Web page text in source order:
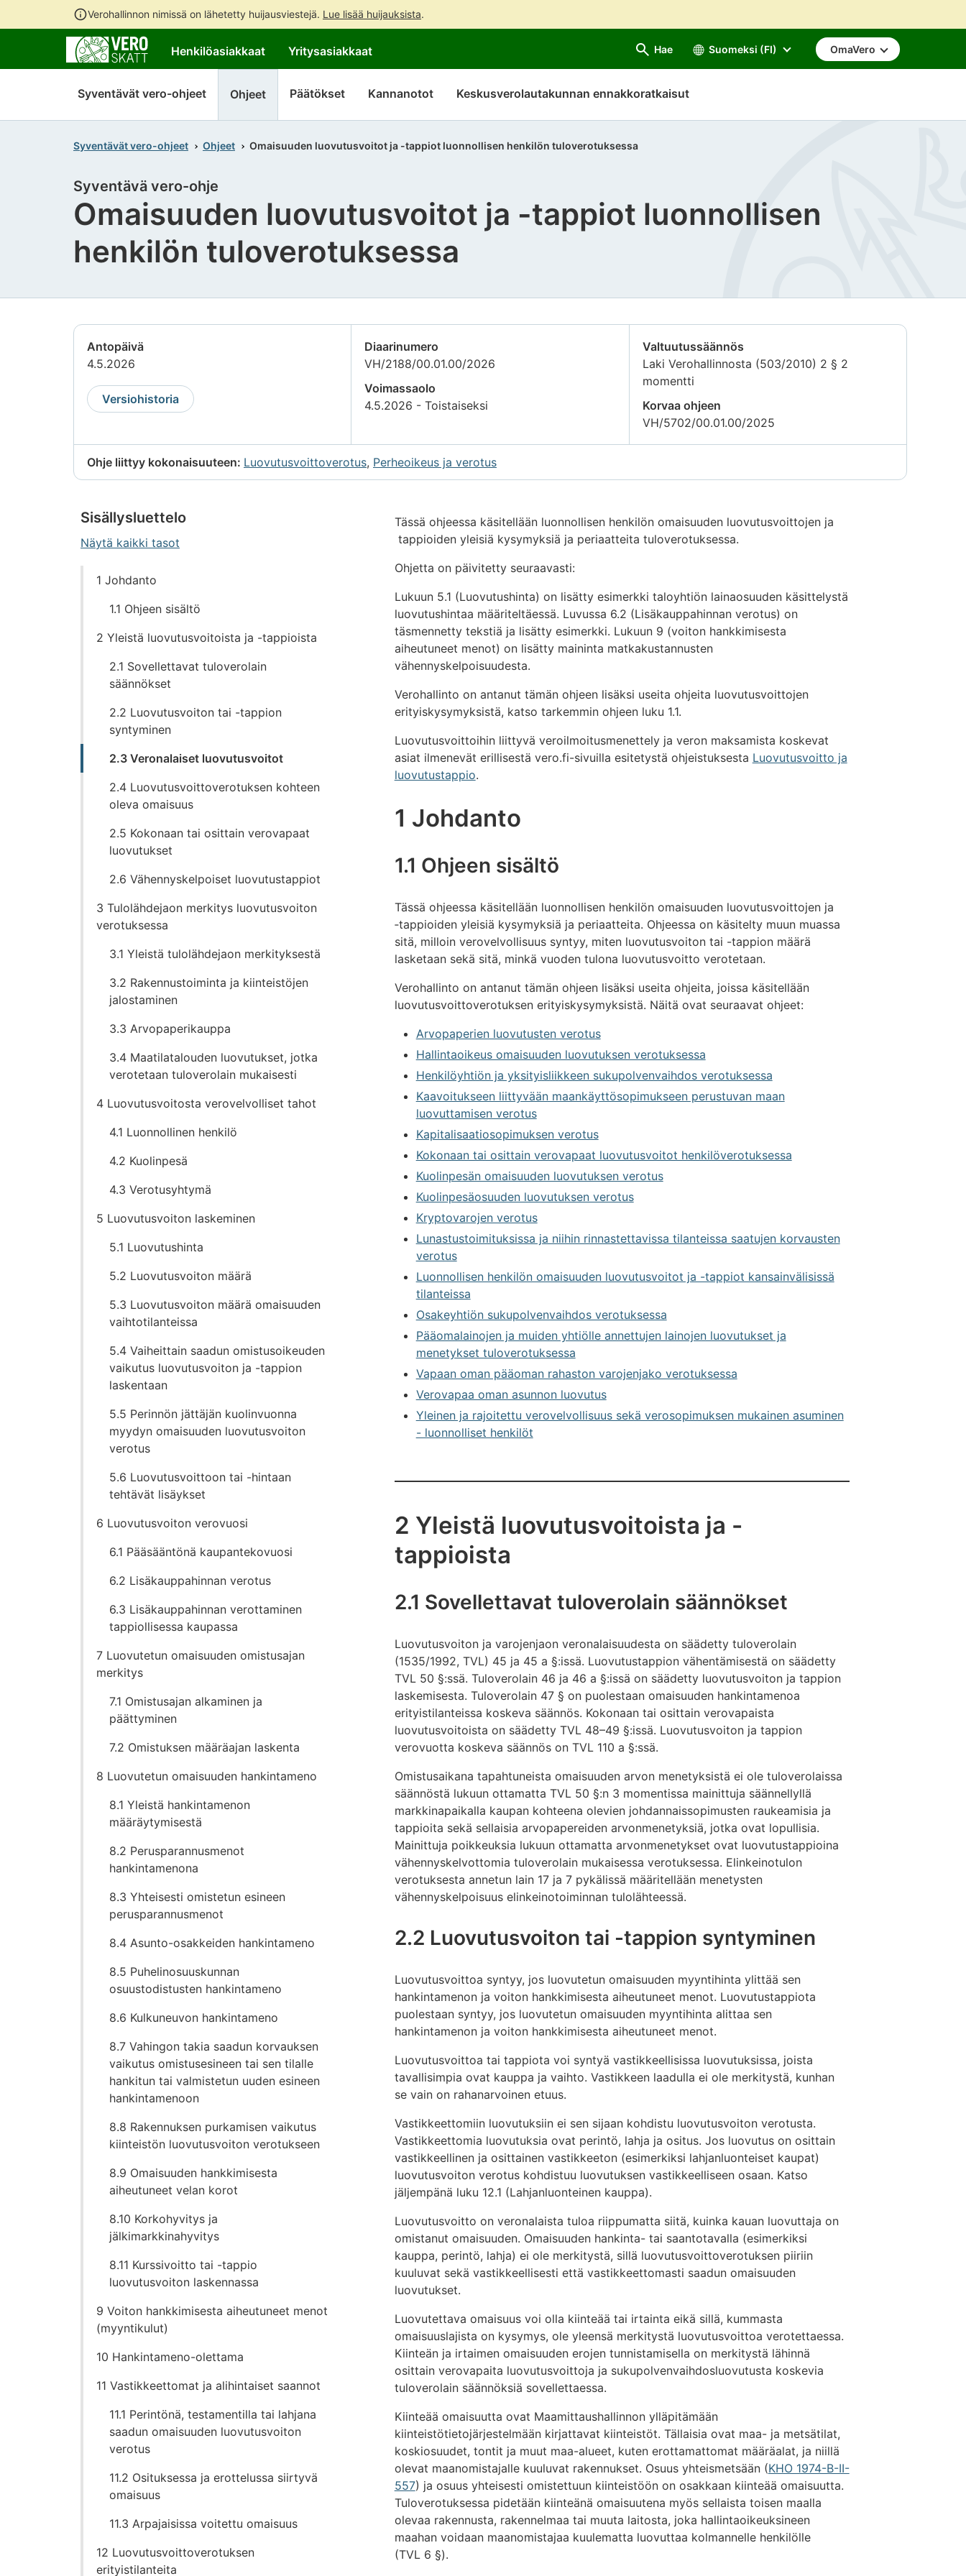
Verohallinnon nimissä on lähetetty huijausviestejä. Lue lisää huijauksista.
sisältöön
sivuston
hakuun
Henkilöasiakkaat Yritysasiakkaat Hae Suomeksi (FI) OmaVero
Syventävät vero-ohjeet Ohjeet Päätökset Kannanotot Keskusverolautakunnan ennakkoratkaisut
Syventävät vero-ohjeet Ohjeet Omaisuuden luovutusvoitot ja -tappiot luonnollisen henkilön tuloverotuksessa
Omaisuuden luovutusvoitot ja -tappiot luonnollisen
henkilön tuloverotuksessa
Syventävä vero-ohje
Antopäivä
4.5.2026
Versiohistoria
Diaarinumero
VH/2188/00.01.00/2026
Voimassaolo
4.5.2026 - Toistaiseksi
Valtuutussäännös
Laki Verohallinnosta (503/2010) 2 § 2
momentti
Korvaa ohjeen
VH/5702/00.01.00/2025
Ohje liittyy kokonaisuuteen: Luovutusvoittoverotus, Perheoikeus ja verotus
Sisällysluettelo
Näytä kaikki tasot
Siirry
sisältöön
1 Johdanto
1.1 Ohjeen sisältö
2 Yleistä luovutusvoitoista ja -tappioista
2.1 Sovellettavat tuloverolain
säännökset
2.2 Luovutusvoiton tai -tappion
syntyminen
2.3 Veronalaiset luovutusvoitot
2.4 Luovutusvoittoverotuksen kohteen
oleva omaisuus
2.5 Kokonaan tai osittain verovapaat
luovutukset
2.6 Vähennyskelpoiset luovutustappiot
3 Tulolähdejaon merkitys luovutusvoiton
verotuksessa
3.1 Yleistä tulolähdejaon merkityksestä
3.2 Rakennustoiminta ja kiinteistöjen
jalostaminen
3.3 Arvopaperikauppa
3.4 Maatilatalouden luovutukset, jotka
verotetaan tuloverolain mukaisesti
4 Luovutusvoitosta verovelvolliset tahot
4.1 Luonnollinen henkilö
4.2 Kuolinpesä
4.3 Verotusyhtymä
5 Luovutusvoiton laskeminen
5.1 Luovutushinta
5.2 Luovutusvoiton määrä
5.3 Luovutusvoiton määrä omaisuuden
vaihtotilanteissa
5.4 Vaiheittain saadun omistusoikeuden
vaikutus luovutusvoiton ja -tappion
laskentaan
5.5 Perinnön jättäjän kuolinvuonna
myydyn omaisuuden luovutusvoiton
verotus
5.6 Luovutusvoittoon tai -hintaan
tehtävät lisäykset
6 Luovutusvoiton verovuosi
6.1 Pääsääntönä kaupantekovuosi
6.2 Lisäkauppahinnan verotus
6.3 Lisäkauppahinnan verottaminen
tappiollisessa kaupassa
7 Luovutetun omaisuuden omistusajan
merkitys
7.1 Omistusajan alkaminen ja
päättyminen
7.2 Omistuksen määräajan laskenta
8 Luovutetun omaisuuden hankintameno
8.1 Yleistä hankintamenon
määräytymisestä
8.2 Perusparannusmenot
hankintamenona
8.3 Yhteisesti omistetun esineen
perusparannusmenot
8.4 Asunto-osakkeiden hankintameno
8.5 Puhelinosuuskunnan
osuustodistusten hankintameno
8.6 Kulkuneuvon hankintameno
8.7 Vahingon takia saadun korvauksen
vaikutus omistusesineen tai sen tilalle
hankitun tai valmistetun uuden esineen
hankintamenoon
8.8 Rakennuksen purkamisen vaikutus
kiinteistön luovutusvoiton verotukseen
8.9 Omaisuuden hankkimisesta
aiheutuneet velan korot
8.10 Korkohyvitys ja
jälkimarkkinahyvitys
8.11 Kurssivoitto tai -tappio
luovutusvoiton laskennassa
9 Voiton hankkimisesta aiheutuneet menot
(myyntikulut)
10 Hankintameno-olettama
11 Vastikkeettomat ja alihintaiset saannot
11.1 Perintönä, testamentilla tai lahjana
saadun omaisuuden luovutusvoiton
verotus
11.2 Osituksessa ja erottelussa siirtyvä
omaisuus
11.3 Arpajaisissa voitettu omaisuus
12 Luovutusvoittoverotuksen
erityistilanteita
Tässä ohjeessa käsitellään luonnollisen henkilön omaisuuden luovutusvoittojen ja
tappioiden yleisiä kysymyksiä ja periaatteita tuloverotuksessa.
Ohjetta on päivitetty seuraavasti:
Lukuun 5.1 (Luovutushinta) on lisätty esimerkki taloyhtiön lainaosuuden käsittelystä
luovutushintaa määriteltäessä. Luvussa 6.2 (Lisäkauppahinnan verotus) on
täsmennetty tekstiä ja lisätty esimerkki. Lukuun 9 (voiton hankkimisesta
aiheutuneet menot) on lisätty maininta matkakustannusten
vähennyskelpoisuudesta.
Verohallinto on antanut tämän ohjeen lisäksi useita ohjeita luovutusvoittojen
erityiskysymyksistä, katso tarkemmin ohjeen luku 1.1.
Luovutusvoittoihin liittyvä veroilmoitusmenettely ja veron maksamista koskevat
asiat ilmenevät erillisestä vero.fi-sivuilla esitetystä ohjeistuksesta Luovutusvoitto ja
luovutustappio.
1 Johdanto
1.1 Ohjeen sisältö
Tässä ohjeessa käsitellään luonnollisen henkilön omaisuuden luovutusvoittojen ja
‑tappioiden yleisiä kysymyksiä ja periaatteita. Ohjeessa on käsitelty muun muassa
sitä, milloin verovelvollisuus syntyy, miten luovutusvoiton tai -tappion määrä
lasketaan sekä sitä, minkä vuoden tulona luovutusvoitto verotetaan.
Verohallinto on antanut tämän ohjeen lisäksi useita ohjeita, joissa käsitellään
luovutusvoittoverotuksen erityiskysymyksistä. Näitä ovat seuraavat ohjeet:
Arvopaperien luovutusten verotus
Hallintaoikeus omaisuuden luovutuksen verotuksessa
Henkilöyhtiön ja yksityisliikkeen sukupolvenvaihdos verotuksessa
Kaavoitukseen liittyvään maankäyttösopimukseen perustuvan maan
luovuttamisen verotus
Kapitalisaatiosopimuksen verotus
Kokonaan tai osittain verovapaat luovutusvoitot henkilöverotuksessa
Kuolinpesän omaisuuden luovutuksen verotus
Kuolinpesäosuuden luovutuksen verotus
Kryptovarojen verotus
Lunastustoimituksissa ja niihin rinnastettavissa tilanteissa saatujen korvausten
verotus
Luonnollisen henkilön omaisuuden luovutusvoitot ja -tappiot kansainvälisissä
tilanteissa
Osakeyhtiön sukupolvenvaihdos verotuksessa
Pääomalainojen ja muiden yhtiölle annettujen lainojen luovutukset ja
menetykset tuloverotuksessa
Vapaan oman pääoman rahaston varojenjako verotuksessa
Verovapaa oman asunnon luovutus
Yleinen ja rajoitettu verovelvollisuus sekä verosopimuksen mukainen asuminen
- luonnolliset henkilöt
2 Yleistä luovutusvoitoista ja -
tappioista
2.1 Sovellettavat tuloverolain säännökset
Luovutusvoiton ja varojenjaon veronalaisuudesta on säädetty tuloverolain
(1535/1992, TVL) 45 ja 45 a §:issä. Luovutustappion vähentämisestä on säädetty
TVL 50 §:ssä. Tuloverolain 46 ja 46 a §:issä on säädetty luovutusvoiton ja tappion
laskemisesta. Tuloverolain 47 § on puolestaan omaisuuden hankintamenoa
erityistilanteissa koskeva säännös. Kokonaan tai osittain verovapaista
luovutusvoitoista on säädetty TVL 48–49 §:issä. Luovutusvoiton ja tappion
verovuotta koskeva säännös on TVL 110 a §:ssä.
Omistusaikana tapahtuneista omaisuuden arvon menetyksistä ei ole tuloverolaissa
säännöstä lukuun ottamatta TVL 50 §:n 3 momentissa mainittuja säännellyllä
markkinapaikalla kaupan kohteena olevien johdannaissopimusten raukeamisia ja
tappioita sekä sellaisia arvopapereiden arvonmenetyksiä, jotka ovat lopullisia.
Mainittuja poikkeuksia lukuun ottamatta arvonmenetykset ovat luovutustappioina
vähennyskelvottomia tuloverolain mukaisessa verotuksessa. Elinkeinotulon
verotuksesta annetun lain 17 ja 7 pykälissä määritellään menetysten
vähennyskelpoisuus elinkeinotoiminnan tulolähteessä.
2.2 Luovutusvoiton tai -tappion syntyminen
Luovutusvoittoa syntyy, jos luovutetun omaisuuden myyntihinta ylittää sen
hankintamenon ja voiton hankkimisesta aiheutuneet menot. Luovutustappiota
puolestaan syntyy, jos luovutetun omaisuuden myyntihinta alittaa sen
hankintamenon ja voiton hankkimisesta aiheutuneet menot.
Luovutusvoittoa tai tappiota voi syntyä vastikkeellisissa luovutuksissa, joista
tavallisimpia ovat kauppa ja vaihto. Vastikkeen laadulla ei ole merkitystä, kunhan
se vain on rahanarvoinen etuus.
Vastikkeettomiin luovutuksiin ei sen sijaan kohdistu luovutusvoiton verotusta.
Vastikkeettomia luovutuksia ovat perintö, lahja ja ositus. Jos luovutus on osittain
vastikkeellinen ja osittainen vastikkeeton (esimerkiksi lahjanluonteiset kaupat)
luovutusvoiton verotus kohdistuu luovutuksen vastikkeelliseen osaan. Katso
jäljempänä luku 12.1 (Lahjanluonteinen kauppa).
Luovutusvoitto on veronalaista tuloa riippumatta siitä, kuinka kauan luovuttaja on
omistanut omaisuuden. Omaisuuden hankinta- tai saantotavalla (esimerkiksi
kauppa, perintö, lahja) ei ole merkitystä, sillä luovutusvoittoverotuksen piiriin
kuuluvat sekä vastikkeellisesti että vastikkeettomasti saadun omaisuuden
luovutukset.
Luovutettava omaisuus voi olla kiinteää tai irtainta eikä sillä, kummasta
omaisuuslajista on kysymys, ole yleensä merkitystä luovutusvoittoa verotettaessa.
Kiinteän ja irtaimen omaisuuden erojen tunnistamisella on merkitystä lähinnä
osittain verovapaita luovutusvoittoja ja sukupolvenvaihdosluovutusta koskevia
tuloverolain säännöksiä sovellettaessa.
Kiinteää omaisuutta ovat Maamittaushallinnon ylläpitämään
kiinteistötietojärjestelmään kirjattavat kiinteistöt. Tällaisia ovat maa- ja metsätilat,
koskiosuudet, tontit ja muut maa-alueet, kuten erottamattomat määräalat, ja niillä
olevat maanomistajalle kuuluvat rakennukset. Osuus yhteismetsään (KHO 1974-B-II-
557) ja osuus yhteisesti omistettuun kiinteistöön on osakkaan kiinteää omaisuutta.
Tuloverotuksessa pidetään kiinteänä omaisuutena myös sellaista toisen maalla
olevaa rakennusta, rakennelmaa tai muuta laitosta, joka hallintaoikeuksineen
maahan voidaan maanomistajaa kuulematta luovuttaa kolmannelle henkilölle
(TVL 6 §).